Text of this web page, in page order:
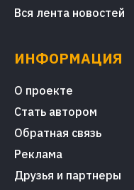
Вся лента новостей
ИНФОРМАЦИЯ
О проекте
Стать автором
Обратная связь
Реклама
Друзья и партнеры